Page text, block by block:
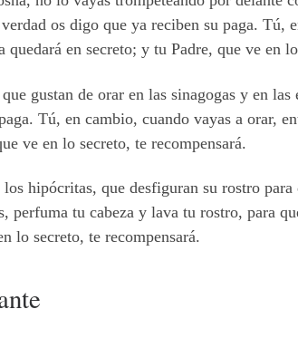
os digo que ya reciben su paga. Tú,
en secreto; y tu Padre, que ve en
gustan de orar en las sinagogas y en
Tú, en cambio, cuando vayas a orar,
ve en lo secreto, te recompensará.
hipócritas, que desfiguran su rostro
perfuma tu cabeza y lava tu rostro, para
lo secreto, te recompensará.